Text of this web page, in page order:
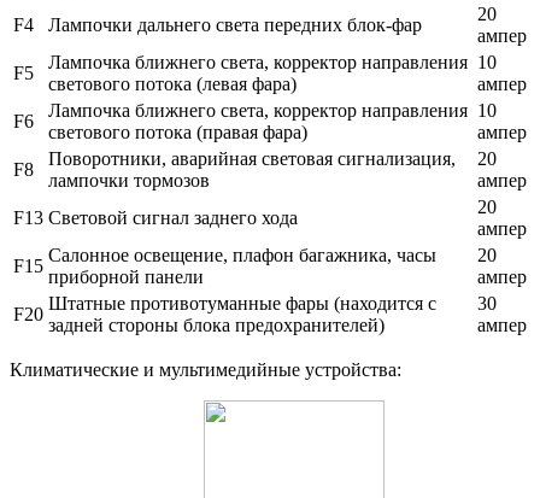
F4
Лампочки дальнего света передних блок-фар
20
ампер
F5
Лампочка ближнего света, корректор направления
светового потока (левая фара)
10
ампер
F6
Лампочка ближнего света, корректор направления
светового потока (правая фара)
10
ампер
F8
Поворотники, аварийная световая сигнализация,
лампочки тормозов
20
ампер
F13 Световой сигнал заднего хода
20
ампер
F15
Салонное освещение, плафон багажника, часы
приборной панели
20
ампер
F20
Штатные противотуманные фары (находится с
задней стороны блока предохранителей)
30
ампер
Климатические и мультимедийные устройства: